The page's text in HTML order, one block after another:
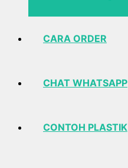
CARA ORDER
CHAT WHATSAPP
CONTOH PLASTIK